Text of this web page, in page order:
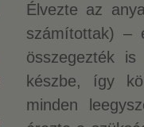
Élvezte az
számítottak) –
összegezték
készbe, így
minden